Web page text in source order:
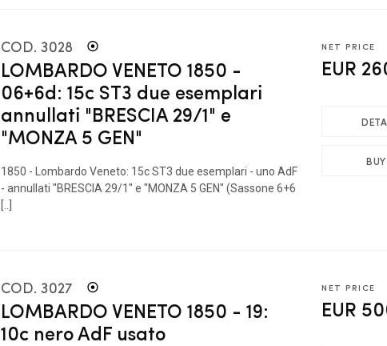
COD. 3028
LOMBARDO VENETO 1850 -
06+6d: 15c ST3 due esemplari
annullati "BRESCIA 29/1" e
"MONZA 5 GEN"
1850 - Lombardo Veneto: 15c ST3 due esemplari - uno AdF
- annullati "BRESCIA 29/1" e "MONZA 5 GEN" (Sassone 6+6
NET PRICE
EUR
COD. 3027
LOMBARDO VENETO 1850 - 19:
10c nero AdF usato
NET PRICE
EUR